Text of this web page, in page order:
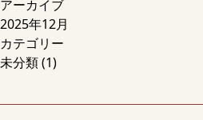
アーカイブ
2025年12月
カテゴリー
未分類(1)